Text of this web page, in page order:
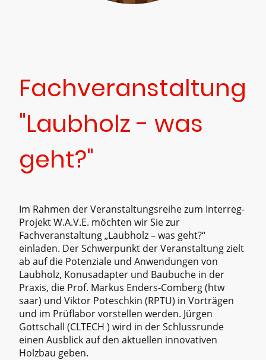
Fachveranstaltung
"Laubholz - was
geht?"
Im Rahmen der Veranstaltungsreihe zum Interreg-
Projekt W.A.V.E. möchten wir Sie zur
Fachveranstaltung „Laubholz – was geht?“
einladen. Der Schwerpunkt der Veranstaltung zielt
ab auf die Potenziale und Anwendungen von
Laubholz, Konusadapter und Baubuche in der
Praxis, die Prof. Markus Enders-Comberg (htw
saar) und Viktor Poteschkin (RPTU) in Vorträgen
und im Prüflabor vorstellen werden. Jürgen
Gottschall (CLTECH ) wird in der Schlussrunde
einen Ausblick auf den aktuellen innovativen
Holzbau geben.